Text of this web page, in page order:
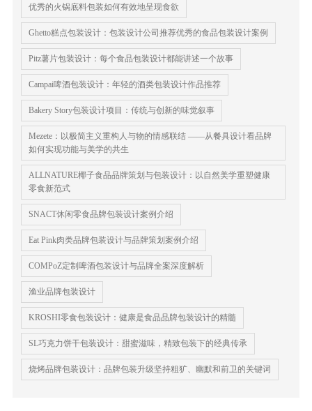
优秀的火锅底料包装如何有效地呈现食欲
Ghetto糕点包装设计：包装设计公司推荐优秀的食品包装设计案例
Pitz薯片包装设计：每个食品包装设计都能讲述一个故事
Campai啤酒包装设计：年轻的酒类包装设计作品推荐
Bakery Story包装设计项目：传统与创新的味觉叙事
Mezete：以极简主义重构人与物的情感联结 ——从餐具设计看品牌
如何实现功能与美学的共生
ALLNATURE椰子食品品牌策划与包装设计：以自然美学重塑健康
零食新范式
SNACT休闲零食品牌包装设计案例介绍
Eat Pink肉类品牌包装设计与品牌策划案例介绍
COMPoZ定制啤酒包装设计与品牌全案深度解析
渔业品牌包装设计
KROSHI零食包装设计：健康是食品品牌包装设计的精髓
SL巧克力饼干包装设计：甜蜜滋味，精致包装下的经典传承
烧烤品牌包装设计：品牌包装升级坚持粗犷、幽默和前卫的关键词